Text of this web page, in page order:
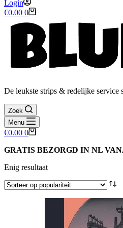
Login
Winkelwagen
€0.00 0
De leukste strips & redelijke service
Zoek
Menu
Winkelwagen
€0.00 0
GRATIS BEZORGD IN NL
Enig resultaat